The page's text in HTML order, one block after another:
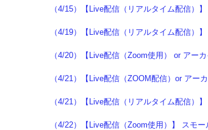
（4/15）【Live配信（リアルタイム配信）
（4/19）【Live配信（リアルタイム配信）
（4/20）【Live配信（Zoom使用） or アー
（4/21）【Live配信（ZOOM配信）or ア
（4/21）【Live配信（リアルタイム配信）
（4/22）【Live配信（Zoom使用）】 スモ